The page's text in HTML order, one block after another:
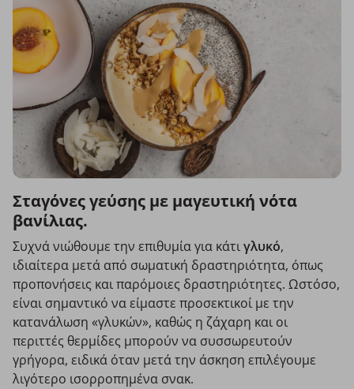
Σταγόνες γεύσης με μαγευτική νότα
βανίλιας.
Συχνά νιώθουμε την επιθυμία για κάτιγλυκό,
ιδιαίτερα μετά από σωματική δραστηριότητα, όπως
προπονήσεις και παρόμοιες δραστηριότητες. Ωστόσο,
είναι σημαντικό να είμαστε προσεκτικοί με την
κατανάλωση «γλυκών», καθώς η ζάχαρη και οι
περιττές θερμίδες μπορούν να συσσωρευτούν
γρήγορα, ειδικά όταν μετά την άσκηση επιλέγουμε
λιγότερο ισορροπημένα σνακ.